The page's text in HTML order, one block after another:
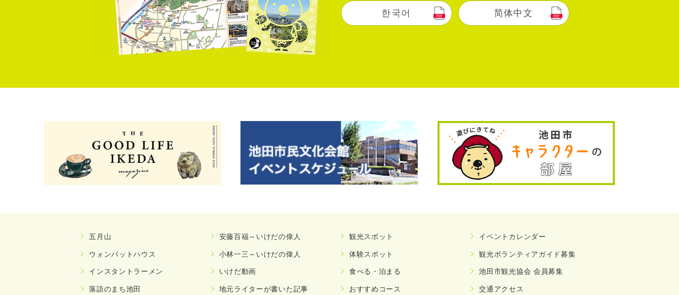
한국어 简体中文
五月山
ウォンバットハウス
インスタントラーメン
落語のまち池田
安藤百福～いけだの偉人
小林一三～いけだの偉人
いけだ動画
地元ライターが書いた記事
観光スポット
体験スポット
食べる・泊まる
おすすめコース
イベントカレンダー
観光ボランティアガイド募集
池田市観光協会 会員募集
交通アクセス